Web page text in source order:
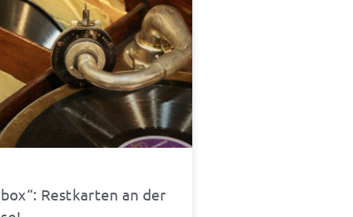
Restkarten an der